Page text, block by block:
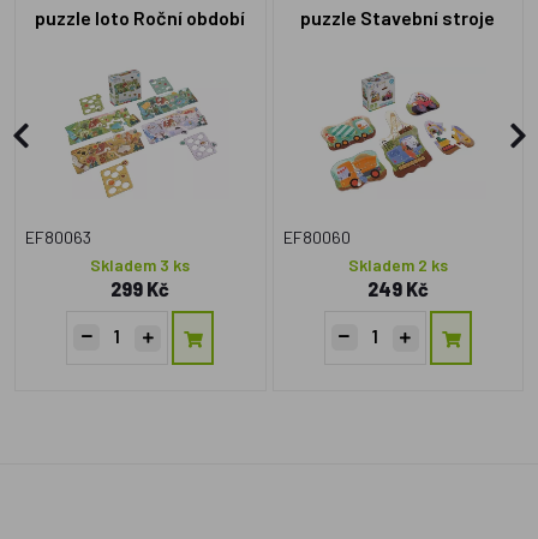
puzzle loto Roční období
EF80063
Skladem 3 ks
299 Kč
puzzle Stavební stroje
EF80060
Skladem 2 ks
249 Kč